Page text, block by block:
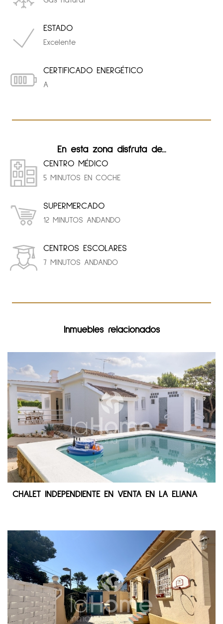
ESTADO
Excelente
CERTIFICADO ENERGÉTICO
A
En esta zona disfruta de...
CENTRO MÉDICO
5 MINUTOS EN COCHE
SUPERMERCADO
12 MINUTOS ANDANDO
CENTROS ESCOLARES
7 MINUTOS ANDANDO
Inmuebles relacionados
CHALET INDEPENDIENTE EN VENTA EN LA ELIANA